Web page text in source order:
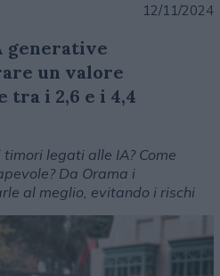
12/11/2024
generative
un valore
tra i 2,6 e i 4,4
legati alle IA? Come
Da Orama i
al meglio, evitando i rischi